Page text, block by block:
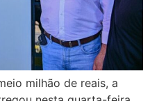
milhão de reais, a